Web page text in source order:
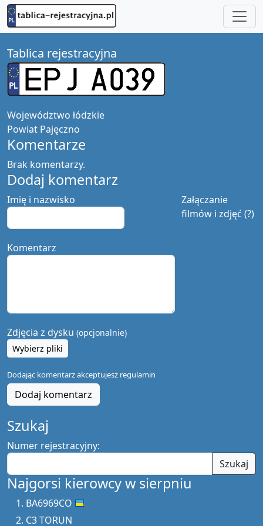
Tablica rejestracyjna
Województwo łódzkie
Powiat Pajęczno
Komentarze
Brak komentarzy.
Dodaj komentarz
Załączanie
filmów i zdjęć (?)
Imię i nazwisko
Komentarz
Zdjęcia z dysku (opcjonalnie)
Wybierz pliki
Dodając komentarz akceptujesz regulamin
Dodaj komentarz
Szukaj
Numer rejestracyjny:
Szukaj
Najgorsi kierowcy w sierpniu
BA6969CO
C3 TORUN